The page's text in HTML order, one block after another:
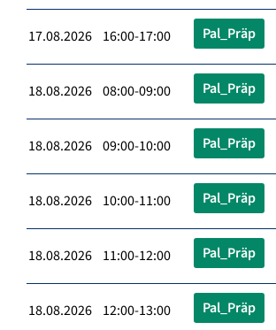
17.08.2026 16:00-17:00 Pal_Präp
18.08.2026 08:00-09:00 Pal_Präp
18.08.2026 09:00-10:00 Pal_Präp
18.08.2026 10:00-11:00 Pal_Präp
18.08.2026 11:00-12:00 Pal_Präp
18.08.2026 12:00-13:00 Pal_Präp